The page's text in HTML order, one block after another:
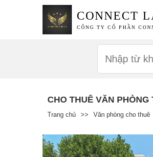
CONNECT
CÔNG TY CỔ PHẦN
CHO THUÊ VĂN
Trang chủ >> Văn phòng cho thuê